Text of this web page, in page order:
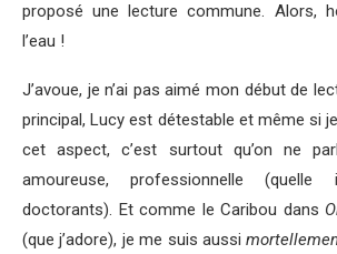
proposé une lecture commune. Alors,
l’eau !
J’avoue, je n’ai pas aimé mon début de
principal, Lucy est détestable et même si
cet aspect, c’est surtout qu’on ne
amoureuse, professionnelle
doctorants). Et comme le Caribou dans
(que j’adore), je me suis aussi